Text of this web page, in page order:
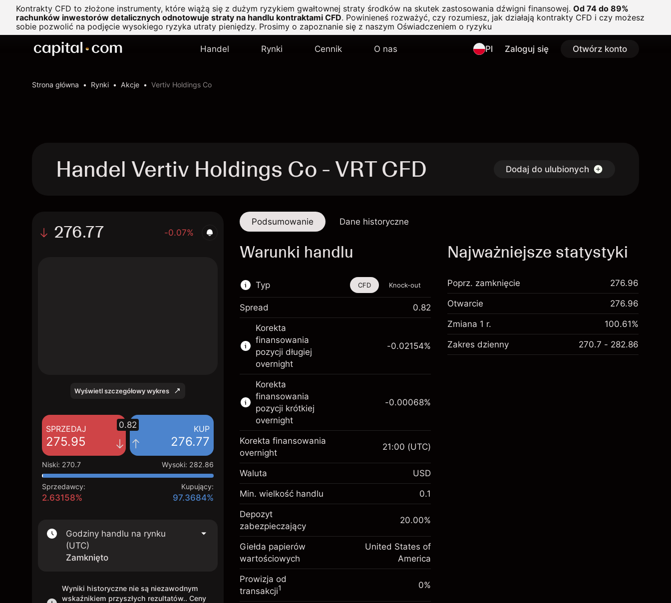
Kontrakty CFD to złożone instrumenty, które wiążą się z dużym ryzykiem gwałtownej straty środków na skutek zastosowania dźwigni finansowej. Od 74 do 89%
rachunków inwestorów detalicznych odnotowuje straty na handlu kontraktami CFD. Powinieneś rozważyć, czy rozumiesz, jak działają kontrakty CFD i czy możesz
sobie pozwolić na podjęcie wysokiego ryzyka utraty pieniędzy. Prosimy o zapoznanie się z naszym Oświadczeniem o ryzyku
Handel Rynki Cennik O nas Pl Zaloguj się Otwórz konto
Strona główna Rynki Akcje Vertiv Holdings Co
Handel Vertiv Holdings Co - VRT CFD Dodaj do ulubionych
276.77 -0.07%
Wyświetl szczegółowy wykres
SPRZEDAJ
275.95
KUP
276.77
0.82
Niski: 270.7 Wysoki: 282.86
Sprzedawcy:
2.63158%
Kupujący:
97.3684%
Godziny handlu na rynku
(UTC)
Zamknięto
Wyniki historyczne nie są niezawodnym
wskaźnikiem przyszłych rezultatów.. Ceny
Podsumowanie Dane historyczne
Warunki handlu
Typ
Ten instrument finansowy jest dostępny do
handlu poprzez CFD i opcje knock-out
Więcej informacji:
Kontrakty CFD
Opcje knock-out
CFD Knock-out
Spread 0.82
Korekta
finansowania
pozycji długiej
overnight
Depozyt zabezpieczający.
Twoja inwestycja
utrzymanie pozycji
Opłaty od pełnej wartości
pozycji
-0.02154
Rozmiar transakcji z dźwignią ~
Środki z dźwigni ~
Idź do platformy
-0.02154%
Korekta
finansowania
pozycji krótkiej
overnight
Depozyt zabezpieczający.
Twoja inwestycja
$1,000.00
Opłata overnight za
utrzymanie pozycji
Opłaty od pełnej wartości
pozycji
-0.000682
(-$0.03)
Rozmiar transakcji z dźwignią ~
$5,000.00
Środki z dźwigni ~
-0.00068%
Korekta finansowania
overnight
21:00 (UTC)
Waluta USD
Min. wielkość handlu 0.1
Depozyt
zabezpieczający
20.00%
Giełda papierów
wartościowych
United States of
America
Prowizja od
transakcji1 0%
Najważniejsze statystyki
Poprz. zamknięcie 276.96
Otwarcie 276.96
Zmiana 1 r. 100.61%
Zakres dzienny 270.7 - 282.86